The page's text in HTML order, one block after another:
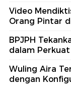
Video
Orang Pintar
BPJPH
dalam Perkuat
Wuling Aira
dengan